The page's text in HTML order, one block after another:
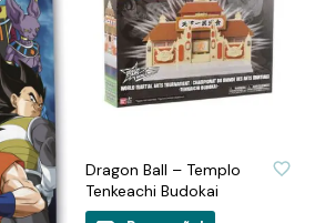
Dragon Ball – Templo
Tenkeachi Budokai